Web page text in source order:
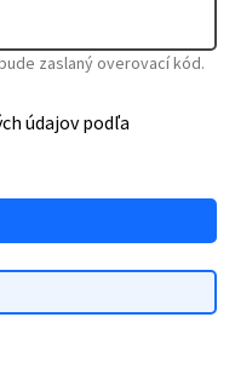
zaslaný overovací kód.
údajov podľa